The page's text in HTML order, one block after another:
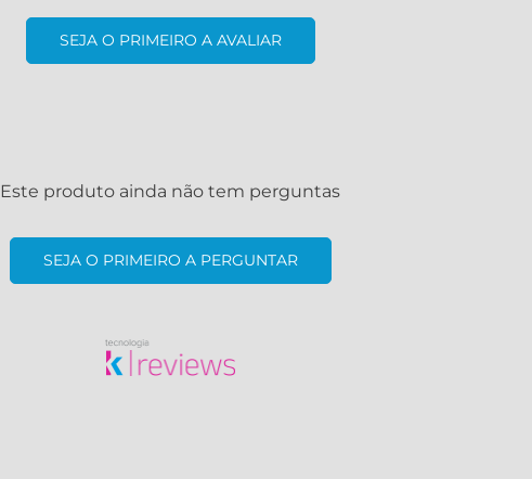
SEJA O PRIMEIRO A AVALIAR
Este produto ainda não tem perguntas
SEJA O PRIMEIRO A PERGUNTAR